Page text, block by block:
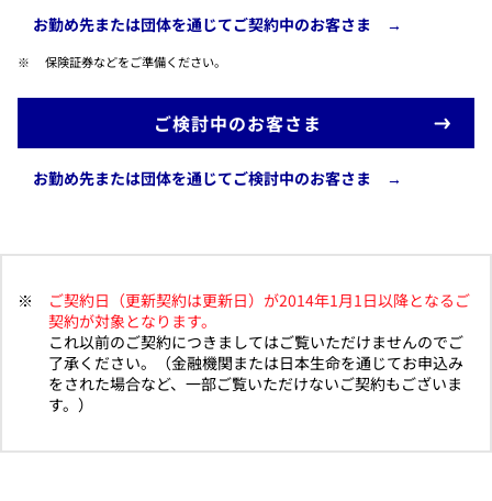
​お勤め先または団体を通じてご契約中のお客さま →
​保険証券などをご準備ください。
ご検討中のお客さま
​お勤め先または団体を通じてご検討中のお客さま →
ご契約日（更新契約は更新日）が2014年1月1日以降となるご
契約が対象となります。
これ以前のご契約につきましてはご覧いただけませんのでご
了承ください。（金融機関または日本生命を通じてお申込み
をされた場合など、一部ご覧いただけないご契約もございま
す。）